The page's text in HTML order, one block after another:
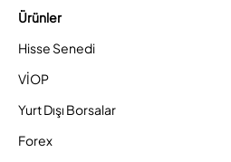
Ürünler
Hisse Senedi
VİOP
Yurt Dışı Borsalar
Forex